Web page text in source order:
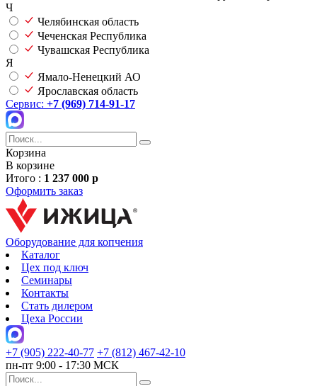
Ч
Челябинская область
Чеченская Республика
Чувашская Республика
Я
Ямало-Ненецкий АО
Ярославская область
Сервис: +7 (969) 714-91-17
Корзина
В корзине
Итого : 1 237 000 р
Оформить заказ
Оборудование для копчения
Каталог
Цех под ключ
Семинары
Контакты
Стать дилером
Цеха России
+7 (905) 222-40-77 +7 (812) 467-42-10
пн-пт 9:00 - 17:30 МСК